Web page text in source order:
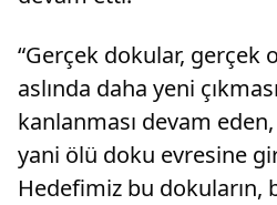
“Gerçek dokular, gerçek
aslında daha yeni
kanlanması devam
yani ölü doku evresine
Hedefimiz bu dokuların,